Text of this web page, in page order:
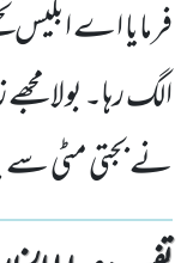
فرمایا اے ابلیس
الگ رہا۔ بولا
نے بجتی مٹی سے